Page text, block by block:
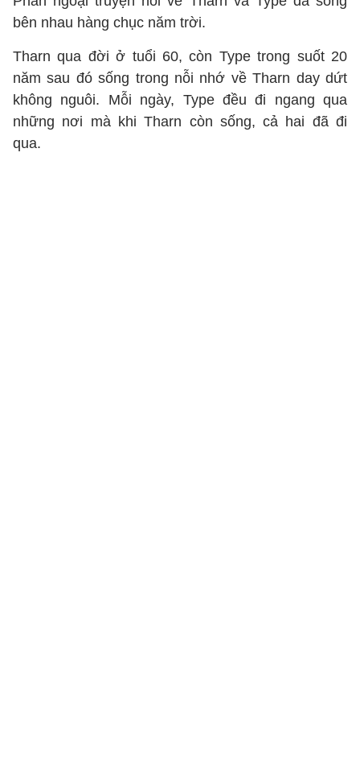
bên nhau hàng chục năm trời.
Tharn qua đời ở tuổi 60, còn Type trong suốt 20
năm sau đó sống trong nỗi nhớ về Tharn day dứt
không nguôi. Mỗi ngày, Type đều đi ngang qua
những nơi mà khi Tharn còn sống, cả hai đã đi
qua.